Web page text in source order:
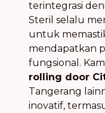
terintegrasi
Steril selalu
untuk
mendapatkan
fungsional.
rolling door
Tangerang
inovatif,